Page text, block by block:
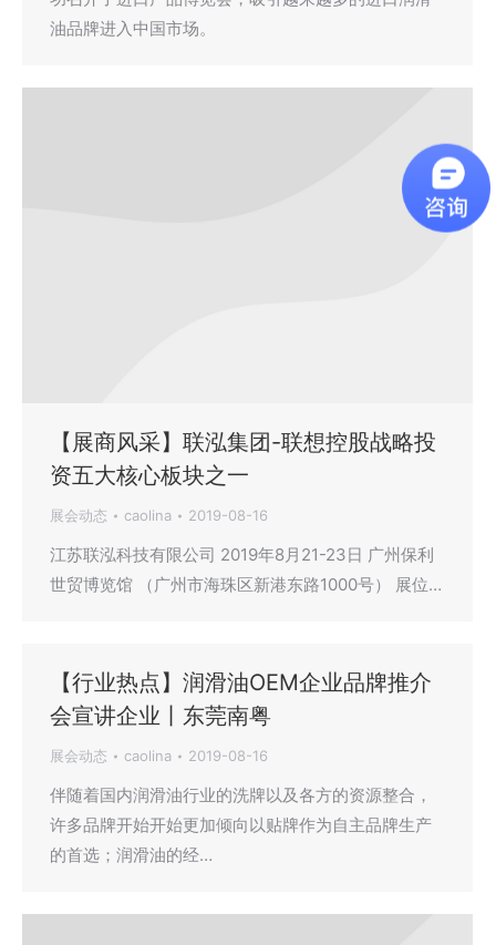
油品牌进入中国市场。
【展商风采】联泓集团-联想控股战略投
资五大核心板块之一
展会动态 caolina 2019-08-16
江苏联泓科技有限公司 2019年8月21-23日 广州保利
世贸博览馆 （广州市海珠区新港东路1000号） 展位…
【行业热点】润滑油OEM企业品牌推介
会宣讲企业丨东莞南粤
展会动态 caolina 2019-08-16
伴随着国内润滑油行业的洗牌以及各方的资源整合，
许多品牌开始开始更加倾向以贴牌作为自主品牌生产
的首选；润滑油的经…